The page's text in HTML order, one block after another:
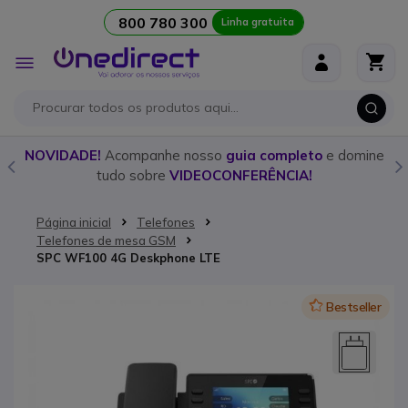
800 780 300 Linha gratuita
Alternar
Nav
NOVIDADE! Acompanhe nosso guia completoe domine
tudo sobre VIDEOCONFERÊNCIA!
Página inicial
Telefones
Telefones de mesa GSM
SPC WF100 4G Deskphone LTE
IconBestseller